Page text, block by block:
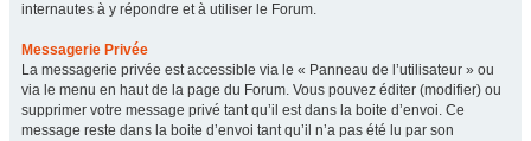
internautes à y répondre et à utiliser le Forum.
Messagerie Privée
La messagerie privée est accessible via le « Panneau de l’utilisateur » ou
via le menu en haut de la page du Forum. Vous pouvez éditer (modifier) ou
supprimer votre message privé tant qu’il est dans la boite d’envoi. Ce
message reste dans la boite d’envoi tant qu’il n’a pas été lu par son